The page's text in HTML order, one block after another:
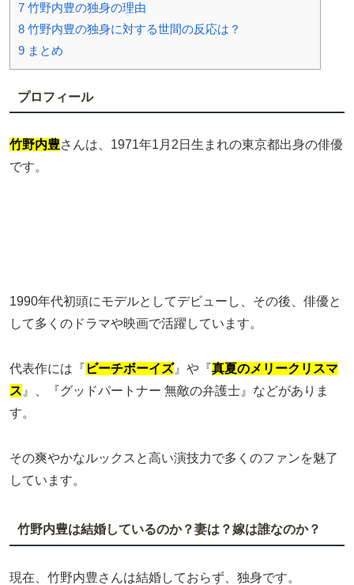
7 竹野内豊の独身の理由
8 竹野内豊の独身に対する世間の反応は？
9 まとめ
プロフィール
竹野内豊さんは、1971年1月2日生まれの東京都出身の俳優
です。
1990年代初頭にモデルとしてデビューし、その後、俳優と
して多くのドラマや映画で活躍しています。
代表作には『 ビーチボーイズ』や『真夏のメリークリスマ
ス 』、『グッドパートナー 無敵の弁護士』などがありま
す。
その爽やかなルックスと高い演技力で多くのファンを魅了
しています。
竹野内豊は結婚しているのか？妻は？嫁は誰なのか？
現在、竹野内豊さんは結婚しておらず、独身です。